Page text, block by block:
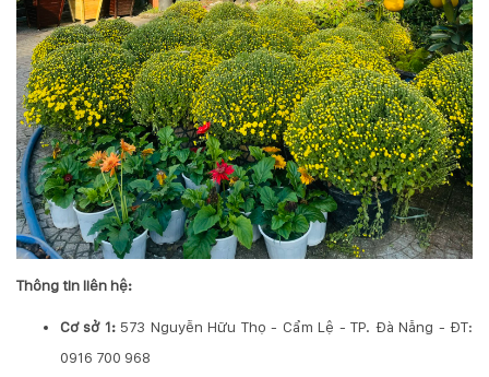
132
-
168
Võ
Chí
Công
-
Hòa
Quý
-
TP.
Nẵng
Thông tin liên hệ:
Cơ sở 1: 573 Nguyễn Hữu Thọ - Cẩm Lệ - TP. Đà Nẵng - ĐT:
0916 700 968